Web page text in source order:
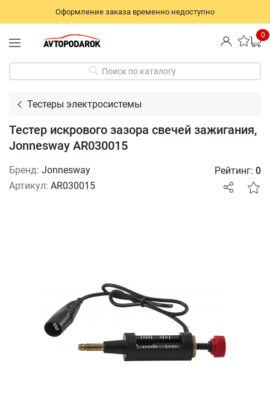
Оформление заказа временно недоступно
0
Поиск по каталогу
Тестеры электросистемы
Тестер искрового зазора свечей зажигания,
Jonnesway AR030015
Бренд: Jonnesway
Артикул: AR030015
Рейтинг: 0